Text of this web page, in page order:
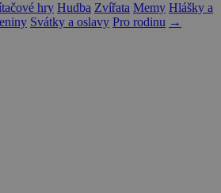
hry Hudba Zvířata Memy Hlášky a
Svátky a oslavy Pro rodinu →